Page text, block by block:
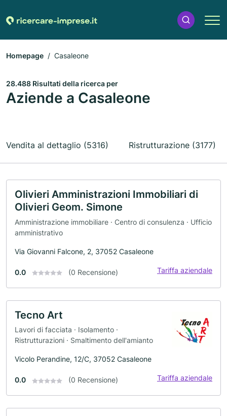
Homepage Casaleone
28.488 Risultati della ricerca per
Aziende a Casaleone
Vendita al dettaglio (5316) Ristrutturazione (3177)
Olivieri Amministrazioni Immobiliari di
Olivieri Geom. Simone
Amministrazione immobiliare · Centro di consulenza · Ufficio
amministrativo
Via Giovanni Falcone, 2, 37052 Casaleone
0.0 (0 Recensione) Tariffa aziendale
Tecno Art
Lavori di facciata · Isolamento ·
Ristrutturazioni · Smaltimento dell'amianto
Vicolo Perandine, 12/C, 37052 Casaleone
0.0 (0 Recensione) Tariffa aziendale